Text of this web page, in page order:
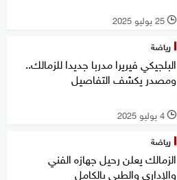
l 25 يوليو 2025
رياضة
البلجيكي فيريرا مدربا جديدا للزمالك..
ومصدر يكشف التفاصيل
l 4 يوليو 2025
رياضة
الزمالك يعلن رحيل جهازه الفني
والإداري والطبي بالكامل